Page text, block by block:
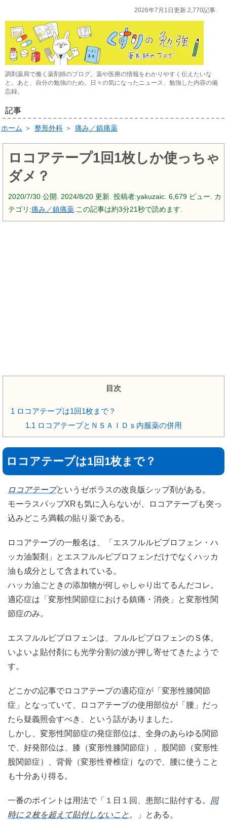
2026年7月1日更新.2,770記事.
調剤薬局で働く薬剤師のブログ。薬や医療の情報をわかりやすく伝えたいな
と。あと、自分の勉強のため。日々の気になったニュース、勉強した内容の備
忘録。
記事
ホーム ＞ 整形外科 ＞ 痛み／鎮痛薬
ロコアテープ1回1枚しか使っちゃ
ダメ？
2020/7/30 公開. 2024/8/20 更新. 投稿者:yakuzaic. 6,679 ビュー. カ
テゴリ:痛み／鎮痛薬 .この記事は約3分21秒で読めます.
目次
1 ロコアテープは1回1枚まで？
1.1 ロコアテープとＮＳＡＩＤｓ内服薬の併用
ロコアテープは1回1枚まで？
ロコアテープというゼポラスの改良版シップ剤がある。
モーラスパップXRも気に入らないが、ロコアテープも突っ
込みどころ満載の貼り薬である。
ロコアテープの一般名は、「エスフルルビプロフェン・ハ
ッカ油製剤」とエスフルルビプロフェンだけでなくハッカ
油も成分として含まれている。
ハッカ油ごときの添加物が何しゃしゃり出てるんだコレ。
適応症は「変形性関節症における鎮痛・消炎」と変形性関
節症のみ。
エスフルルビプロフェンは、フルルビプロフェンのＳ体。
いよいよ貼付剤にも光学分割の波が押し寄せてきたようで
す。
どこかの記事でロコアテープの適応症が「変形性膝関節
症」となっていて、ロコアテープの使用部位が「腰」だっ
たら疑義照会すべき、という話がありました。
しかし、変形性関節症の発症部位は、全身のあらゆる関節
で、好発部位は、膝（変形性膝関節症）、股関節（変形性
股関節症）、背骨（変形性脊椎症）なので、腰に使うこと
も十分あり得る。
一番のポイントは用法で「１日１回、患部に貼付する。 同
時に２枚を超えて貼付しないこと。」とある。